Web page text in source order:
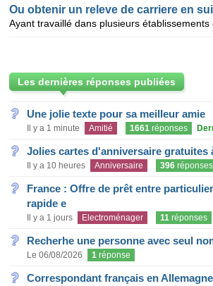
Ou obtenir un releve de carriere en
Les dernières réponses publiées
Une jolie texte pour sa meilleur amie
Il y a 1 minute Amitié 1661 réponses
Jolies cartes d'anniversaire gratuites
Il y a 10 heures Anniversaire 396 réponses
France : Offre de prêt entre
rapide e
Il y a 1 jours Electroménager 11 réponses
Recherhe une personne avec seul
Le 06/08/2026 1 réponse
Correspondant français en Allemagne